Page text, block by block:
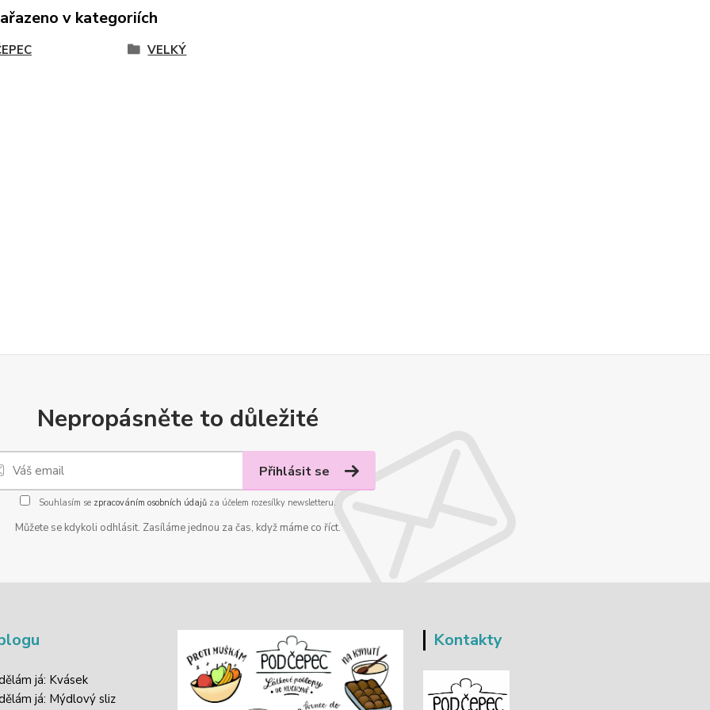
v kategoriích
VELKÝ
Nepropásněte to důležité
Přihlásit se
Souhlasím se zpracováním osobních údajůza účelem rozesílky newsletteru.
Můžete se kdykoli odhlásit. Zasíláme jednou za čas, když máme co říct.
já: Kvásek
já: Mýdlový sliz
Kontakty